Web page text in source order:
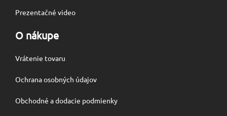
Prezentačné video
O nákupe
Vrátenie tovaru
Ochrana osobných údajov
Obchodné a dodacie podmienky